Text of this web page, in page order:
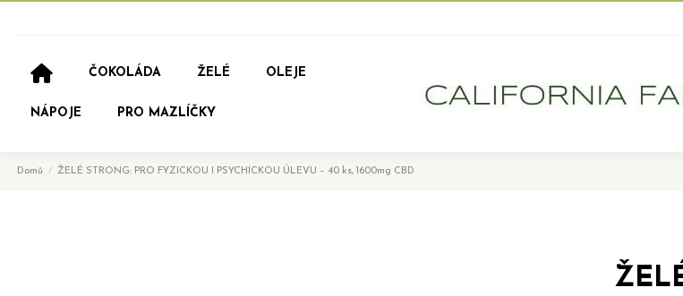
ČOKOLÁDA ŽELÉ OLEJE
NÁPOJE PRO MAZLÍČKY
Domů ŽELÉ STRONG: PRO FYZICKOU I PSYCHICKOU ÚLEVU – 40 ks, 1600mg CBD